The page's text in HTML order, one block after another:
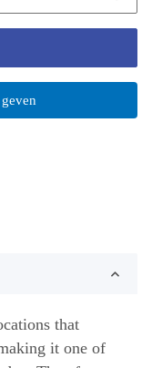
that
it one of